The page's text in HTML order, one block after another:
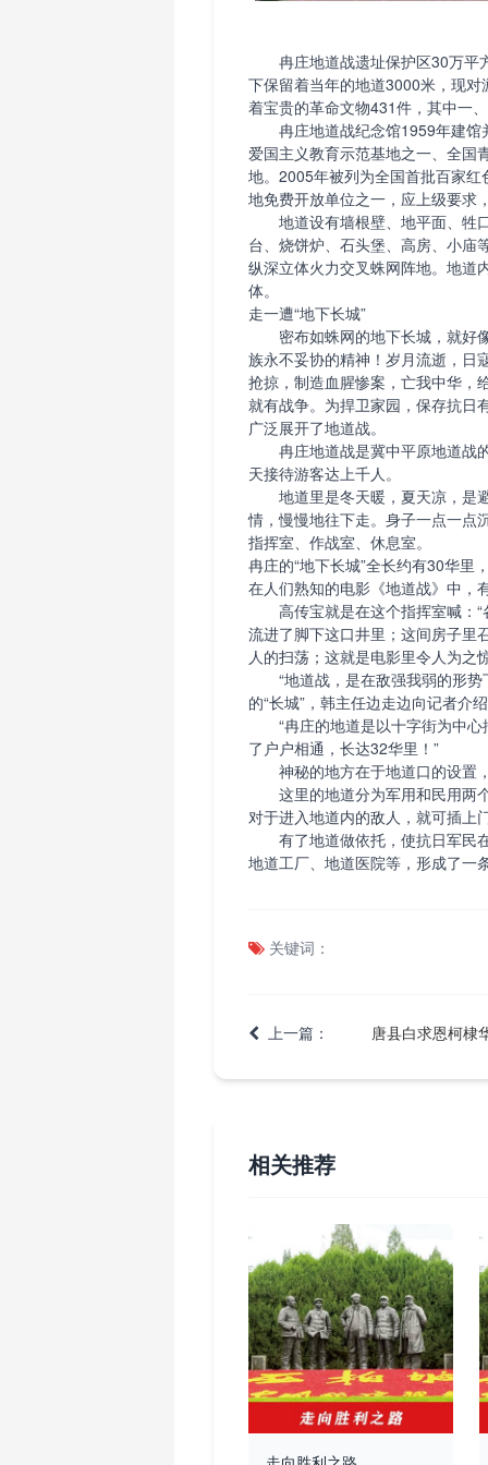
冉庄地道战遗址保护区30万平
下保留着当年的地道3000米，现
着宝贵的革命文物431件，其中一
冉庄地道战纪念馆1959年建馆
爱国主义教育示范基地之一、全国
地。2005年被列为全国首批百家
地免费开放单位之一，应上级要求
地道设有墙根壁、地平面、牲
台、烧饼炉、石头堡、高房、小庙
纵深立体火力交叉蛛网阵地。地道
体。
走一遭“地下长城”
密布如蛛网的地下长城，就好
族永不妥协的精神！岁月流逝，日
抢掠，制造血腥惨案，亡我中华，
就有战争。为捍卫家园，保存抗日
广泛展开了地道战。
冉庄地道战是冀中平原地道战
天接待游客达上千人。
地道里是冬天暖，夏天凉，是
情，慢慢地往下走。身子一点一点
指挥室、作战室、休息室。
冉庄的“地下长城”全长约有30华里
在人们熟知的电影《地道战》中，
高传宝就是在这个指挥室喊：“
流进了脚下这口井里；这间房子里
人的扫荡；这就是电影里令人为
“地道战，是在敌强我弱的形势
的“长城”，韩主任边走边向记者介
“冉庄的地道是以十字街为中心
了户户相通，长达32华里！”
神秘的地方在于地道口的设置
这里的地道分为军用和民用两
对于进入地道内的敌人，就可插上
有了地道做依托，使抗日军民
地道工厂、地道医院等，形成了一
关键词：
上一篇： 唐县白求恩柯棣
相关推荐